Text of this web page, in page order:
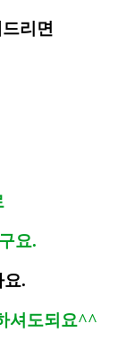
리면
요.
요.
셔도되요^^